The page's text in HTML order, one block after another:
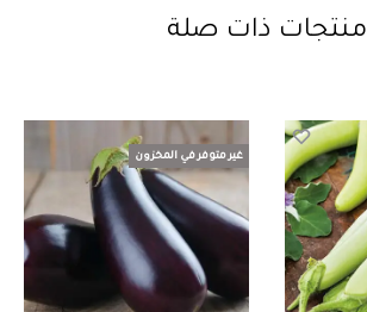
منتجات ذات صلة
غير متوفر في المخزون